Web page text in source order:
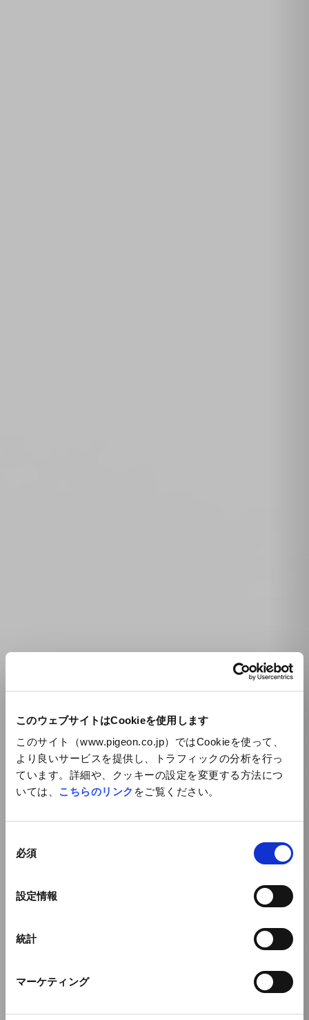
このウェブサイトはCookieを使用します
このサイト（www.pigeon.co.jp）ではCookieを使って、
より良いサービスを提供し、トラフィックの分析を行っ
ています。詳細や、クッキーの設定を変更する方法につ
いては、 こちらのリンク をご覧ください。
必須
設定情報
統計
マーケティング